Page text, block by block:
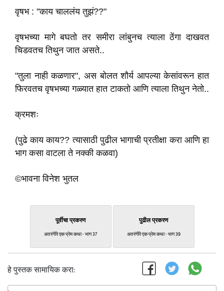
वृषभ : "काय चाललंय तुझं??"
वृषभच्या मागे बघतो तर समीरा लांबुनच त्याला ठेंगा दाखवत
चिडवतच तिथुन जात असते..
"तुला नाही कळणार", अस बोलत शौर्य आपल्या केसांवरून हात
फिरवतच वृषभच्या गळ्यात हात टाकतो आणि त्याला तिथुन नेतो..
क्रमशः
(पुढे काय काय?? त्यासाठी पुढील भागाची प्रतीक्षा करा आणि हा
भाग कसा वाटला ते नक्की कळवा)
©भावना विनेश भुतल
पूर्वीचा प्रकरण
अतरंगीरे एक प्रेम कथा - भाग 37
पुढील प्रकरण
अतरंगीरे एक प्रेम कथा - भाग 39
हे पुस्तक सामायिक करा: